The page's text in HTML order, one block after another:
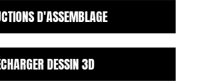
D'ASSEMBLAGE
DESSIN 3D